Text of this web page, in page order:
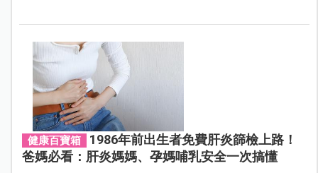
健康百寶箱
1986年前出生者免費肝炎篩檢上路！
爸媽必看：肝炎媽媽、孕媽哺乳安全一次搞懂